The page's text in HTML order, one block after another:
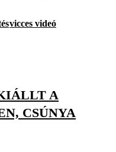
vicces videó
A
CSÚNYA